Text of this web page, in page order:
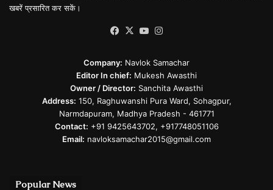
खबरें प्रसारित कर सकें।
Facebook
X YouTube
Company: Navlok Samachar
Editor In chief: Mukesh Awasthi
Owner / Director: Sanchita Awasthi
Address: 150, Raghuwanshi Pura Ward, Sohagpur,
Narmdapuram, Madhya Pradesh - 461771
Contact: +91 9425643702, +917748051106
Email: navloksamachar2015@gmail.com
Popular News